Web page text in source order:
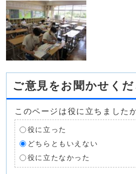
ご意見をお聞かせく
このページは役に立ちました
役に立った
どちらともいえない
役に立たなかった